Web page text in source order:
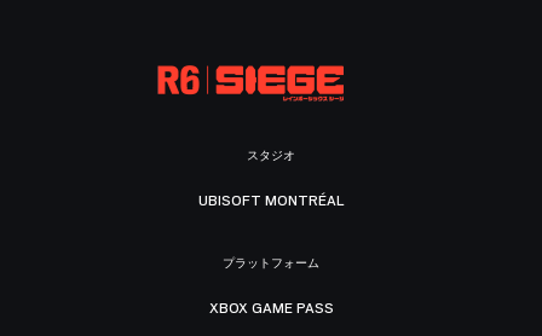
スタジオ
UBISOFT MONTRÉAL
プラットフォーム
XBOX GAME PASS